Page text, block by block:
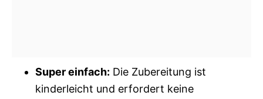
Super einfach: Die Zubereitung ist
kinderleicht und erfordert keine